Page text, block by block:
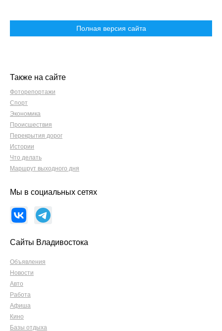
Полная версия сайта
Также на сайте
Фоторепортажи
Спорт
Экономика
Происшествия
Перекрытия дорог
Истории
Что делать
Маршрут выходного дня
Мы в социальных сетях
Сайты Владивостока
Объявления
Новости
Авто
Работа
Афиша
Кино
Базы отдыха